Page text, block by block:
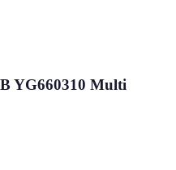
YG660310 Multi